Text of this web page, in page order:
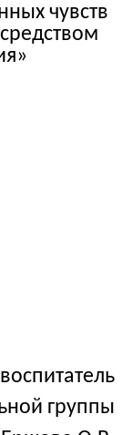
чувств
группы